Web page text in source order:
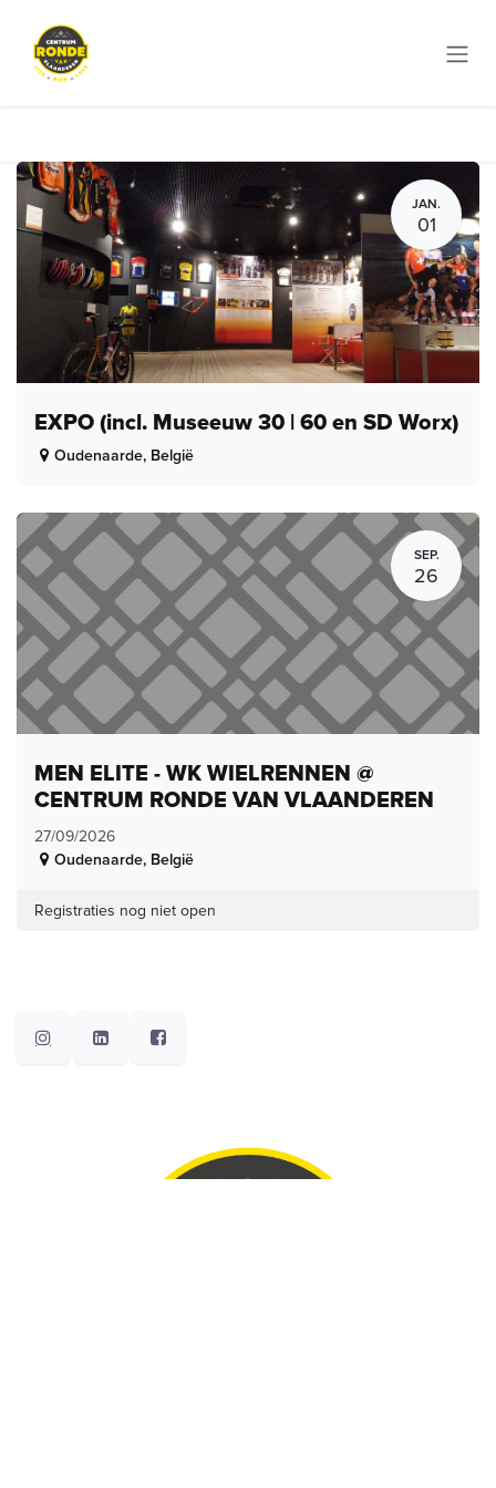
JAN.
01
EXPO (incl. Museeuw 30 | 60 en SD Worx)
Oudenaarde, België
SEP.
26
MEN ELITE - WK WIELRENNEN @
CENTRUM RONDE VAN VLAANDEREN
27/09/2026
Oudenaarde, België
Registraties nog niet open